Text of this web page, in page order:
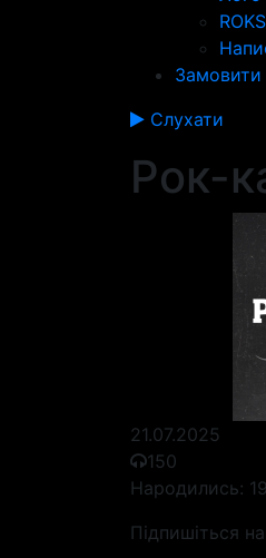
Слухати
Рок-
21.07.2025
150
Народились:
Підпишіться